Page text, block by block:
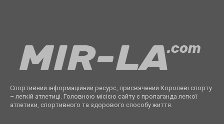
Спортивний інформаційний ресурс, присвячений Королеві спорту
– легкій атлетиці. Головною місією сайту є пропаганда легкої
атлетики, спортивного та здорового способу життя.